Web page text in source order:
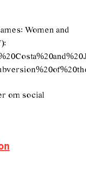
Women and
om social